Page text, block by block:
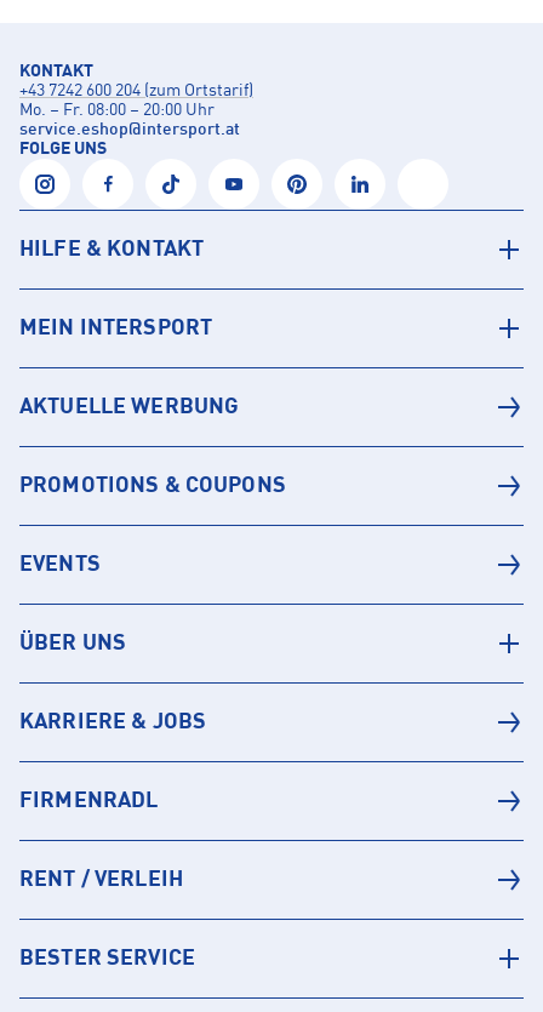
KONTAKT
+43 7242 600 204 (zum Ortstarif)
Mo. – Fr. 08:00 – 20:00 Uhr
service.eshop@intersport.at
FOLGE UNS
HILFE & KONTAKT
MEIN INTERSPORT
AKTUELLE WERBUNG
PROMOTIONS & COUPONS
EVENTS
ÜBER UNS
KARRIERE & JOBS
FIRMENRADL
RENT / VERLEIH
BESTER SERVICE